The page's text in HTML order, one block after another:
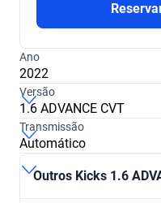
Ano
2022
2017
R$ 74.499
Versão
1.6 ADVANCE CVT
1.6 SENSE CVT
R$ 93.399
Transmissão
Automático
Automático
Outros Kicks 1.6